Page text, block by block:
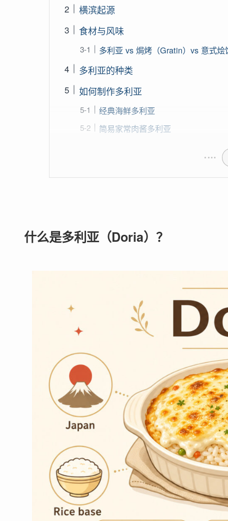
横滨起源
食材与风味
多利亚 vs 焗烤（Gratin）vs 意式烩
多利亚的种类
如何制作多利亚
经典海鲜多利亚
简易家常肉酱多利亚
什么是多利亚（Doria）？